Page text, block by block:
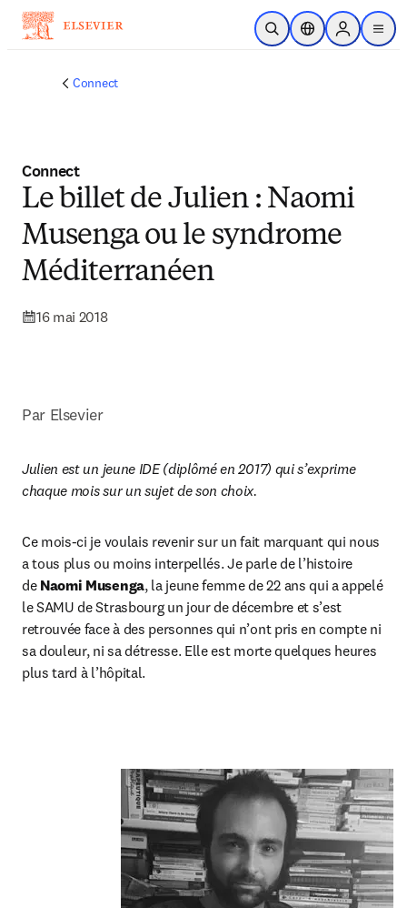
Passer au contenu principal
Ouvrir la recherche
Sélecteur de
Sign in to
menu
Connect
Connect
Le billet de Julien : Naomi
Musenga ou le syndrome
Méditerranéen
16 mai 2018
Par Elsevier
Julien est un jeune IDE (diplômé en 2017) qui s’exprime
chaque mois sur un sujet de son choix.
Ce mois-ci je voulais revenir sur un fait marquant qui nous
a tous plus ou moins interpellés. Je parle de l’histoire
de Naomi Musenga, la jeune femme de 22 ans qui a appelé
le SAMU de Strasbourg un jour de décembre et s’est
retrouvée face à des personnes qui n’ont pris en compte ni
sa douleur, ni sa détresse. Elle est morte quelques heures
plus tard à l’hôpital.